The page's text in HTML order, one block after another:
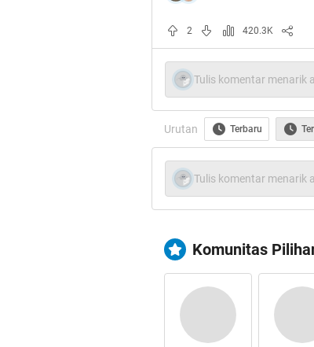
2 420.3K
Tulis komentar menarik
Urutan Terbaru
Tulis komentar menarik
Komunitas